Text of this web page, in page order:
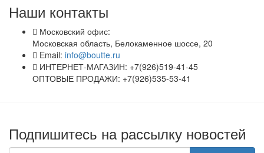
Наши контакты
Московский офис:
Московская область, Белокаменное шоссе, 20
Email: info@boutte.ru
ИНТЕРНЕТ-МАГАЗИН: +7(926)519-41-45
ОПТОВЫЕ ПРОДАЖИ: +7(926)535-53-41
Подпишитесь на рассылку новостей